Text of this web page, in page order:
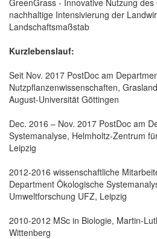
nachhaltige Intensivierung der
Landschaftsmaßstab
Kurzlebenslauf:
Seit Nov. 2017 PostDoc am
Nutzpflanzenwissenschaften,
August-Universität Göttingen
Dec. 2016 – Nov. 2017 PostDoc am
Systemanalyse, Helmholtz-Zentrum
Leipzig
2012-2016 wissenschaftliche
Department Ökologische
Umweltforschung UFZ, Leipzig
2010-2012 MSc in Biologie, Martin-
Wittenberg